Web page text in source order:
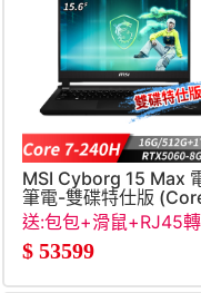
MSI Cyborg 15 Max
筆電-雙碟特仕版
7-
8G&#47;W11)
送:包包+滑鼠+RJ45
線
$ 53599